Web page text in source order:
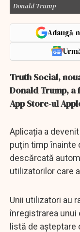
Donald Trump
Adaugă-
Truth Social,
Donald Trump, a
App Store-ul
Aplicația a
puțin timp înainte
descărcată
utilizatorilor care
Unii utilizatori au
înregistrarea unui
listă de așteptare